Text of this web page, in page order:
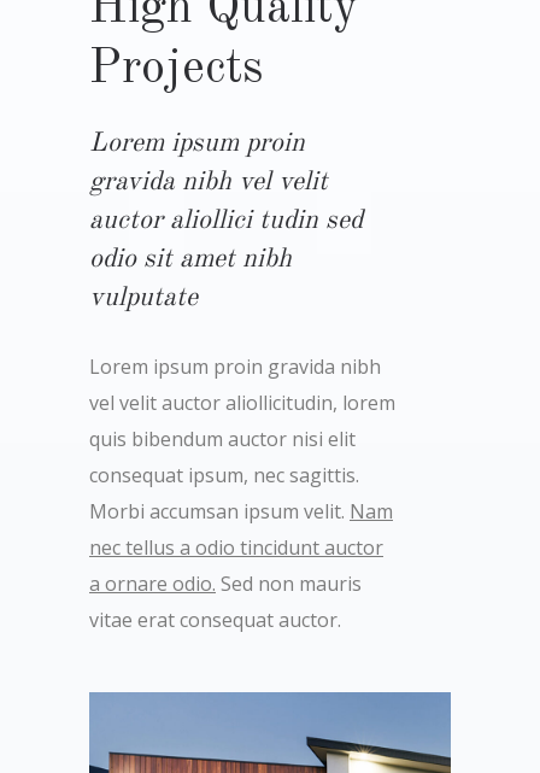
High Quality
Projects
Lorem ipsum proin
gravida nibh vel velit
auctor aliollici tudin sed
odio sit amet nibh
vulputate
Lorem ipsum proin gravida nibh
vel velit auctor aliollicitudin, lorem
quis bibendum auctor nisi elit
consequat ipsum, nec sagittis.
Morbi accumsan ipsum velit. Nam
nec tellus a odio tincidunt auctor
a ornare odio. Sed non mauris
vitae erat consequat auctor.